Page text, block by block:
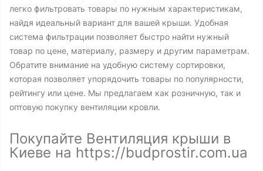
легко фильтровать товары по нужным характеристикам,
найдя идеальный вариант для вашей крыши. Удобная
система фильтрации позволяет быстро найти нужный
товар по цене, материалу, размеру и другим параметрам.
Обратите внимание на удобную систему сортировки,
которая позволяет упорядочить товары по популярности,
рейтингу или цене. Мы предлагаем как розничную, так и
оптовую покупку вентиляции кровли.
Покупайте Вентиляция крыши в
Киеве на https://budprostir.com.ua